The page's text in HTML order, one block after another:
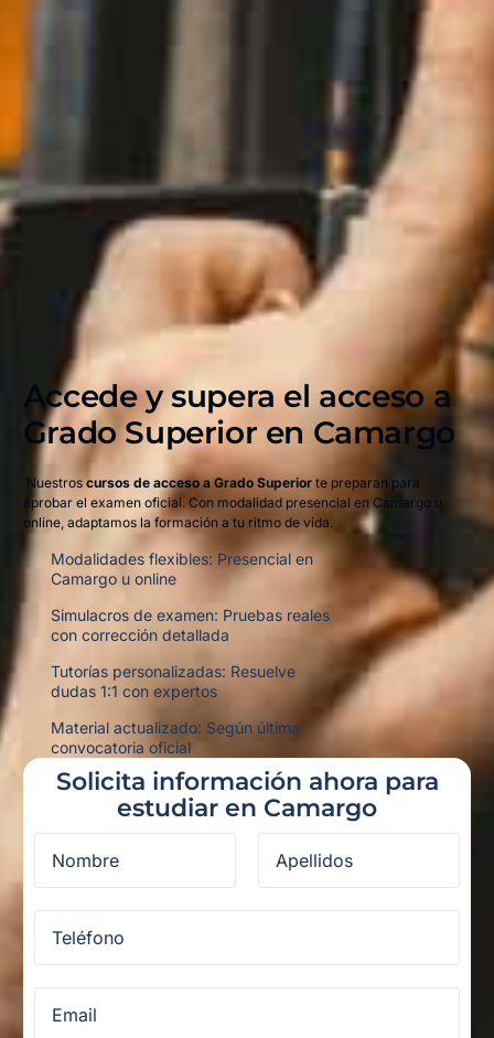
Accede y supera el acceso a
Grado Superior en Camargo​
Nuestroscursos de acceso a Grado Superiorte preparan para
aprobar el examen oficial. Con modalidad presencial en Camargo u
online, adaptamos la formación a tu ritmo de vida.
Modalidades flexibles: Presencial en
Camargo u online
Simulacros de examen: Pruebas reales
con corrección detallada
Tutorías personalizadas: Resuelve
dudas 1:1 con expertos
Material actualizado: Según última
convocatoria oficial
Solicita información ahora para
estudiar en Camargo